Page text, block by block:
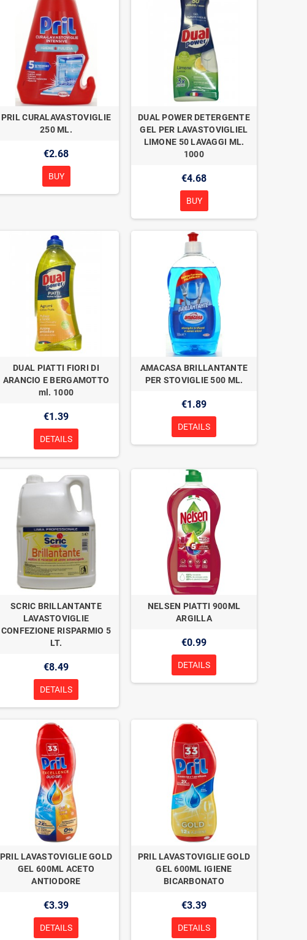
PRIL CURALAVASTOVIGLIE
250 ML.
€2.68
BUY
DUAL POWER DETERGENTE
GEL PER LAVASTOVIGLIEL
LIMONE 50 LAVAGGI ML.
1000
€4.68
BUY
DUAL PIATTI FIORI DI
ARANCIO E BERGAMOTTO
ml. 1000
€1.39
DETAILS
AMACASA BRILLANTANTE
PER STOVIGLIE 500 ML.
€1.89
DETAILS
SCRIC BRILLANTANTE
LAVASTOVIGLIE
CONFEZIONE RISPARMIO 5
LT.
€8.49
DETAILS
NELSEN PIATTI 900ML
ARGILLA
€0.99
DETAILS
PRIL LAVASTOVIGLIE GOLD
GEL 600ML ACETO
ANTIODORE
€3.39
DETAILS
PRIL LAVASTOVIGLIE GOLD
GEL 600ML IGIENE
BICARBONATO
€3.39
DETAILS